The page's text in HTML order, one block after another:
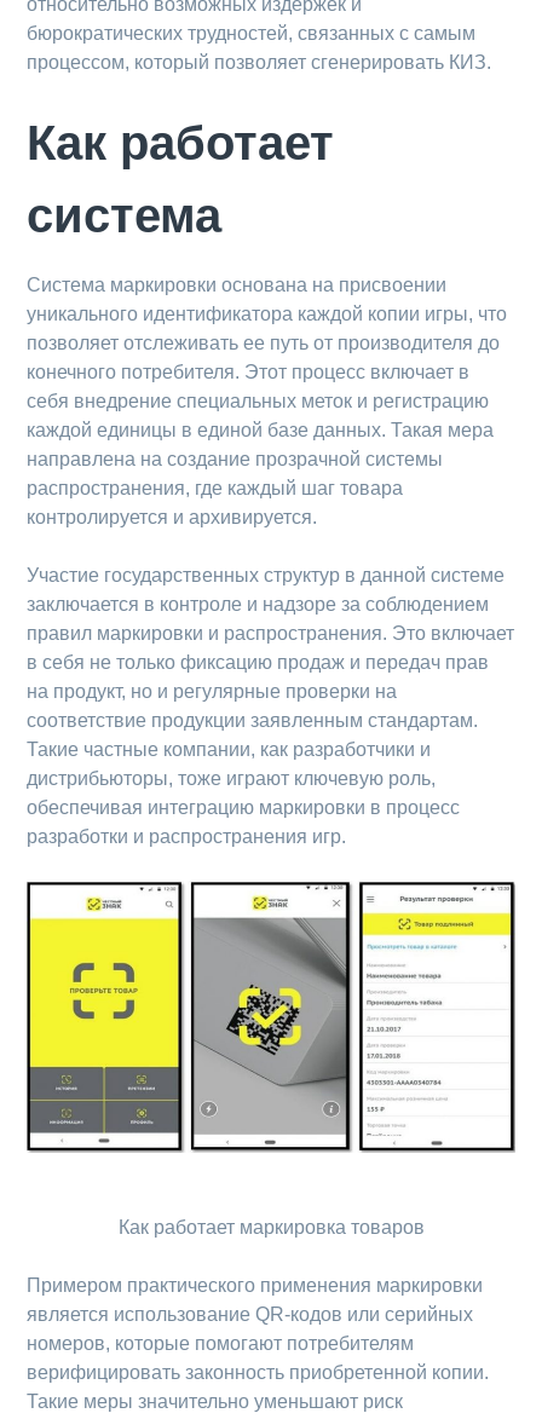
бюрократических трудностей, связанных с самым
процессом, который позволяет сгенерировать КИЗ.
Как работает
система
Система маркировки основана на присвоении
уникального идентификатора каждой копии игры, что
позволяет отслеживать ее путь от производителя до
конечного потребителя. Этот процесс включает в
себя внедрение специальных меток и регистрацию
каждой единицы в единой базе данных. Такая мера
направлена на создание прозрачной системы
распространения, где каждый шаг товара
контролируется и архивируется.
Участие государственных структур в данной системе
заключается в контроле и надзоре за соблюдением
правил маркировки и распространения. Это включает
в себя не только фиксацию продаж и передач прав
на продукт, но и регулярные проверки на
соответствие продукции заявленным стандартам.
Такие частные компании, как разработчики и
дистрибьюторы, тоже играют ключевую роль,
обеспечивая интеграцию маркировки в процесс
разработки и распространения игр.
Как работает маркировка товаров
Примером практического применения маркировки
является использование QR-кодов или серийных
номеров, которые помогают потребителям
верифицировать законность приобретенной копии.
Такие меры значительно уменьшают риск